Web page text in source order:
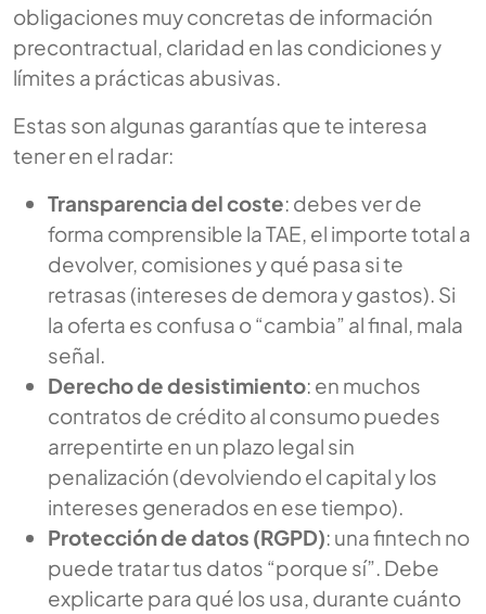
obligaciones muy concretas de información
precontractual, claridad en las condiciones y
límites a prácticas abusivas.
Estas son algunas garantías que te interesa
tener en el radar:
Transparencia del coste: debes ver de
forma comprensible la TAE, el importe total a
devolver, comisiones y qué pasa si te
retrasas (intereses de demora y gastos). Si
la oferta es confusa o “cambia” al final, mala
señal.
Derecho de desistimiento: en muchos
contratos de crédito al consumo puedes
arrepentirte en un plazo legal sin
penalización (devolviendo el capital y los
intereses generados en ese tiempo).
Protección de datos (RGPD): una fintech no
puede tratar tus datos “porque sí”. Debe
explicarte para qué los usa, durante cuánto